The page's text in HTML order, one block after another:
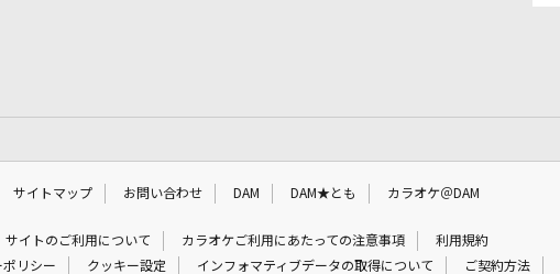
サイトマップ お問い合わせ DAM DAM★とも カラオケ＠DAM
サイトのご利用について カラオケご利用にあたっての注意事項
利用規約
リシー
クッキー設定 インフォマティブデータの取得について ご契約方法